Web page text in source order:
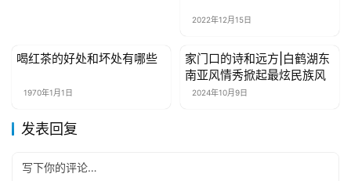
2022年12月15日
生活美食
喝红茶的好处和坏处有哪些
1970年1月1日
生活美食
家门口的诗和远方|白鹤湖东
南亚风情秀掀起最炫民族风
2024年10月9日
发表回复